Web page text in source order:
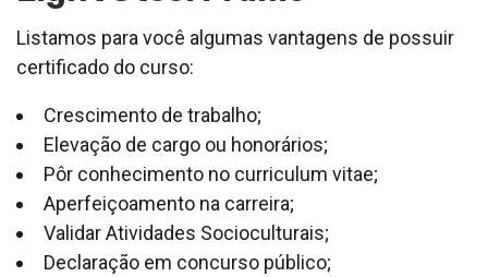
Listamos para você algumas vantagens de possuir
certificado do curso:
Crescimento de trabalho;
Elevação de cargo ou honorários;
Pôr conhecimento no curriculum vitae;
Aperfeiçoamento na carreira;
Validar Atividades Socioculturais;
Declaração em concurso público;